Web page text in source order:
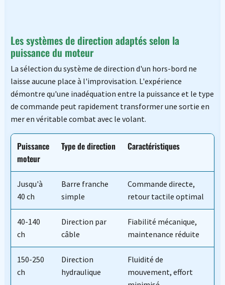
Les systèmes de direction adaptés selon la
puissance du moteur
La sélection du système de direction d'un hors-bord ne
laisse aucune place à l'improvisation. L'expérience
démontre qu'une inadéquation entre la puissance et le type
de commande peut rapidement transformer une sortie en
mer en véritable combat avec le volant.
Puissance
moteur
Type de direction Caractéristiques
Jusqu'à
40 ch
Barre franche
simple
Commande directe,
retour tactile optimal
40-140
ch
Direction par
câble
Fiabilité mécanique,
maintenance réduite
150-250
ch
Direction
hydraulique
Fluidité de
mouvement, effort